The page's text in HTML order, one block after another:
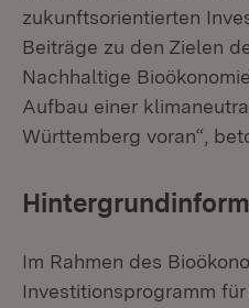
zukunftsorientierten
Beiträge zu den Zielen
Nachhaltige
Aufbau einer
Württemberg voran“,
Im Rahmen des
Investitionsprogramm